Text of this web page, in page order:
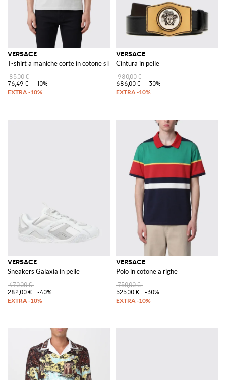
VERSACE
T-shirt a maniche corte in cotone slim fit con logo Medusa
85,00 €
76,49 €
-10%
VERSACE
Cintura in pelle
980,00 €
686,00 €
-30%
VERSACE
Sneakers Galaxia in pelle
470,00 €
282,00 €
-40%
VERSACE
Polo in cotone a righe
750,00 €
525,00 €
-30%